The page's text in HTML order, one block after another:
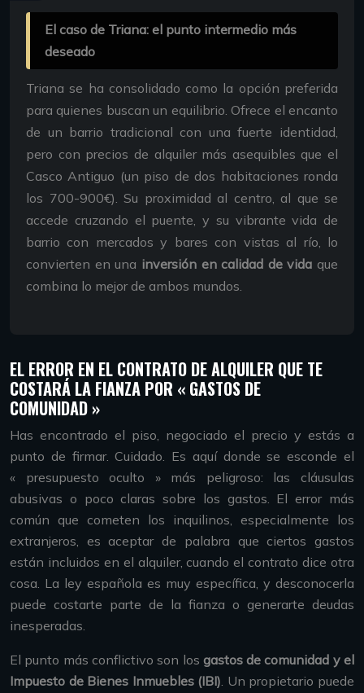
El caso de Triana: el punto intermedio más
deseado
Triana se ha consolidado como la opción preferida
para quienes buscan un equilibrio. Ofrece el encanto
de un barrio tradicional con una fuerte identidad,
pero con precios de alquiler más asequibles que el
Casco Antiguo (un piso de dos habitaciones ronda
los 700-900€). Su proximidad al centro, al que se
accede cruzando el puente, y su vibrante vida de
barrio con mercados y bares con vistas al río, lo
convierten en una inversión en calidad de vida que
combina lo mejor de ambos mundos.
EL ERROR EN EL CONTRATO DE ALQUILER QUE TE
COSTARÁ LA FIANZA POR « GASTOS DE
COMUNIDAD »
Has encontrado el piso, negociado el precio y estás a
punto de firmar. Cuidado. Es aquí donde se esconde el
« presupuesto oculto » más peligroso: las cláusulas
abusivas o poco claras sobre los gastos. El error más
común que cometen los inquilinos, especialmente los
extranjeros, es aceptar de palabra que ciertos gastos
están incluidos en el alquiler, cuando el contrato dice otra
cosa. La ley española es muy específica, y desconocerla
puede costarte parte de la fianza o generarte deudas
inesperadas.
El punto más conflictivo son los gastos de comunidad y el
Impuesto de Bienes Inmuebles (IBI). Un propietario puede